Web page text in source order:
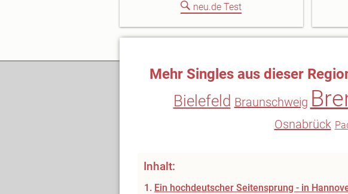
neu.de Test
Mehr Singles aus dieser
Bielefeld Braunschweig
Osnabrück
Inhalt:
Ein hochdeutscher Seitensprung - in